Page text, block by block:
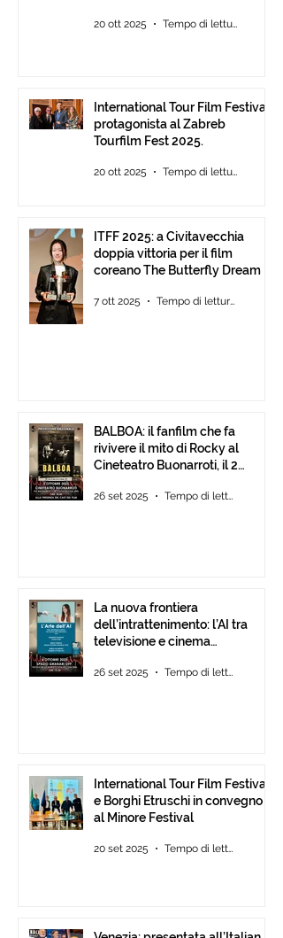
Musica Roma, consegna degli
20 ott 2025 Tempo di lettura: 2 min
International Tour Film Festival
protagonista al Zabreb
Tourfilm Fest 2025.
20 ott 2025 Tempo di lettura: 1 min
ITFF 2025: a Civitavecchia
doppia vittoria per il film
coreano The Butterfly Dream
7 ott 2025 Tempo di lettura: 4 min
BALBOA: il fanfilm che fa
rivivere il mito di Rocky al
Cineteatro Buonarroti, il 2
26 set 2025 Tempo di lettura: 1 min
La nuova frontiera
dell’intrattenimento: l’AI tra
televisione e cinema
26 set 2025 Tempo di lettura: 1 min
International Tour Film Festival
e Borghi Etruschi in convegno
al Minore Festival
20 set 2025 Tempo di lettura: 1 min